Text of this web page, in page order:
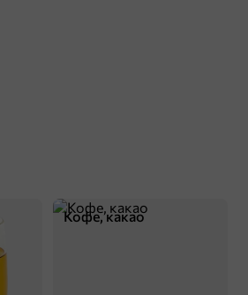
Кофе, какао